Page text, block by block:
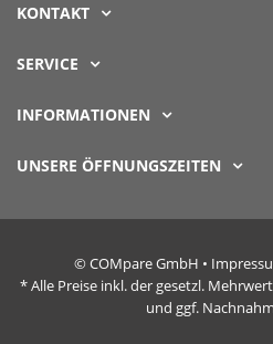
KONTAKT
SERVICE
INFORMATIONEN
UNSERE ÖFFNUNGSZEITEN
© COMpare GmbH •
* Alle Preise inkl. der gesetzl.
und ggf.